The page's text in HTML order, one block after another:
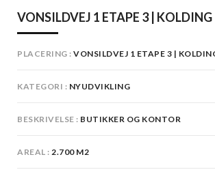
VONSILDVEJ 1 ETAPE 3 | KOLDING
PLACERING VONSILDVEJ 1 ETAPE 3 |
KATEGORI NYUDVIKLING
BESKRIVELSE BUTIKKER OG KONTOR
AREAL 2.700 M2